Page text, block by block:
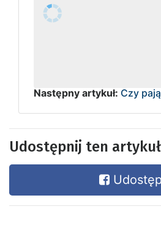
Następny artykuł: Czy
Udostępnij ten